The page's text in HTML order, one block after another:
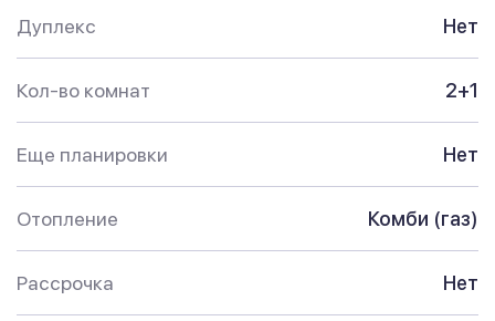
Дуплекс Нет
Кол-во комнат 2+1
Еще планировки Нет
Отопление Комби (газ)
Рассрочка Нет